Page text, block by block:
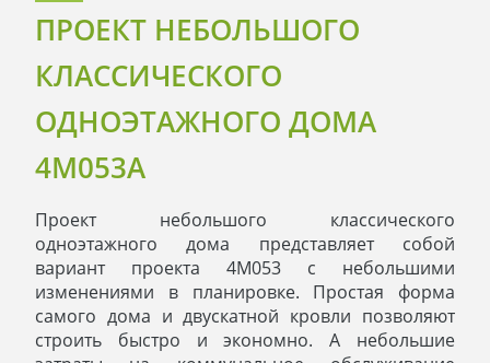
ПРОЕКТ НЕБОЛЬШОГО
КЛАССИЧЕСКОГО
ОДНОЭТАЖНОГО ДОМА
4M053A
Проект небольшого классического
одноэтажного дома представляет собой
вариант проекта 4M053 с небольшими
изменениями в планировке. Простая форма
самого дома и двускатной кровли позволяют
строить быстро и экономно. А небольшие